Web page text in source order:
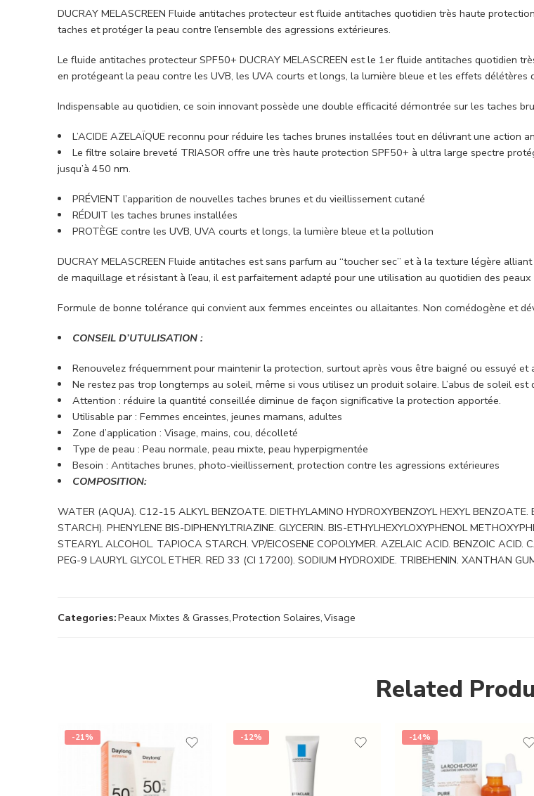
DUCRAY MELASCREEN Fluide antitaches protecteur est fluide antitaches quotidien très haute
taches et protéger la peau contre l’ensemble des agressions extérieures.
Le fluide antitaches protecteur SPF50+ DUCRAY MELASCREEN est le 1er fluide antitaches quotidien
en protégeant la peau contre les UVB, les UVA courts et longs, la lumière bleue et les effets délétères
Indispensable au quotidien, ce soin innovant possède une double efficacité démontrée sur les taches
L’ACIDE AZELAÏQUE reconnu pour réduire les taches brunes installées tout en délivrant une
Le filtre solaire breveté TRIASOR offre une très haute protection SPF50+ à ultra large spectre
jusqu’à 450 nm.
PRÉVIENT l’apparition de nouvelles taches brunes et du vieillissement cutané
RÉDUIT les taches brunes installées
PROTÈGE contre les UVB, UVA courts et longs, la lumière bleue et la pollution
DUCRAY MELASCREEN Fluide antitaches est sans parfum au “toucher sec” et à la texture légère
de maquillage et résistant à l’eau, il est parfaitement adapté pour une utilisation au quotidien des
Formule de bonne tolérance qui convient aux femmes enceintes ou allaitantes. Non comédogène et
CONSEIL D’UTULISATION :
Renouvelez fréquemment pour maintenir la protection, surtout après vous être baigné ou essuyé et
Ne restez pas trop longtemps au soleil, même si vous utilisez un produit solaire. L’abus de soleil est
Attention : réduire la quantité conseillée diminue de façon significative la protection apportée.
Utilisable par : Femmes enceintes, jeunes mamans, adultes
Zone d’application : Visage, mains, cou, décolleté
Type de peau : Peau normale, peau mixte, peau hyperpigmentée
Besoin : Antitaches brunes, photo-vieillissement, protection contre les agressions extérieures
COMPOSITION:
WATER (AQUA). C12-15 ALKYL BENZOATE. DIETHYLAMINO HYDROXYBENZOYL HEXYL
STARCH). PHENYLENE BIS-DIPHENYLTRIAZINE. GLYCERIN. BIS-ETHYLHEXYLOXYPHENOL
STEARYL ALCOHOL. TAPIOCA STARCH. VP/EICOSENE COPOLYMER. AZELAIC ACID. BENZOIC ACID.
PEG-9 LAURYL GLYCOL ETHER. RED 33 (CI 17200). SODIUM HYDROXIDE. TRIBEHENIN. XANTHAN
Categories:Peaux Mixtes & Grasses,Protection Solaires,Visage
Related
-21% -12% -14%